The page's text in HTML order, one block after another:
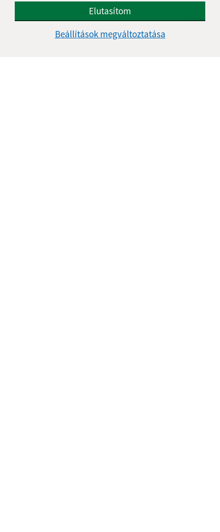
Elutasítom
Beállítások megváltoztatása
Ebédszünet:11:30 - 12:00